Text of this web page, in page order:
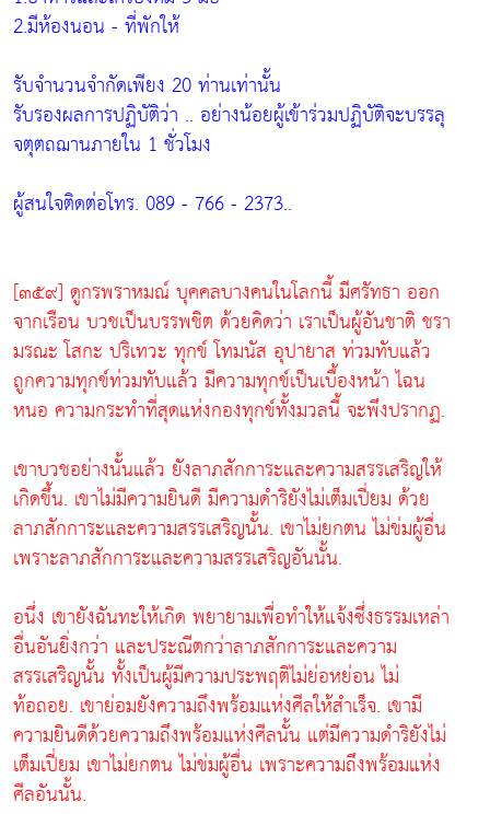
2.มีห้องนอน - ที่พักให้
รับจำนวนจำกัดเพียง 20 ท่านเท่านั้น
รับรองผลการปฏิบัติว่า .. อย่างน้อยผู้เข้าร่วมปฏิบัติจะบรรลุ
จตุตถฌานภายใน 1 ชั่วโมง
ผู้สนใจติดต่อโทร. 089 - 766 - 2373..
[๓๕๙] ดูกรพราหมณ์ บุคคลบางคนในโลกนี้ มีศรัทธา ออก
จากเรือน บวชเป็นบรรพชิต ด้วยคิดว่า เราเป็นผู้อันชาติ ชรา
มรณะ โสกะ ปริเทวะ ทุกข์ โทมนัส อุปายาส ท่วมทับแล้ว
ถูกความทุกข์ท่วมทับแล้ว มีความทุกข์เป็นเบื้องหน้า ไฉน
หนอ ความกระทำที่สุดแห่งกองทุกข์ทั้งมวลนี้ จะพึงปรากฏ.
เขาบวชอย่างนั้นแล้ว ยังลาภสักการะและความสรรเสริญให้
เกิดขึ้น. เขาไม่มีความยินดี มีความดำริยังไม่เต็มเปี่ยม ด้วย
ลาภสักการะและความสรรเสริญนั้น. เขาไม่ยกตน ไม่ข่มผู้อื่น
เพราะลาภสักการะและความสรรเสริญอันนั้น.
อนึ่ง เขายังฉันทะให้เกิด พยายามเพื่อทำให้แจ้งซึ่งธรรมเหล่า
อื่นอันยิ่งกว่า และประณีตกว่าลาภสักการะและความ
สรรเสริญนั้น ทั้งเป็นผู้มีความประพฤติไม่ย่อหย่อน ไม่
ท้อถอย. เขาย่อมยังความถึงพร้อมแห่งศีลให้สำเร็จ. เขามี
ความยินดีด้วยความถึงพร้อมแห่งศีลนั้น แต่มีความดำริยังไม่
เต็มเปี่ยม เขาไม่ยกตน ไม่ข่มผู้อื่น เพราะความถึงพร้อมแห่ง
ศีลอันนั้น.